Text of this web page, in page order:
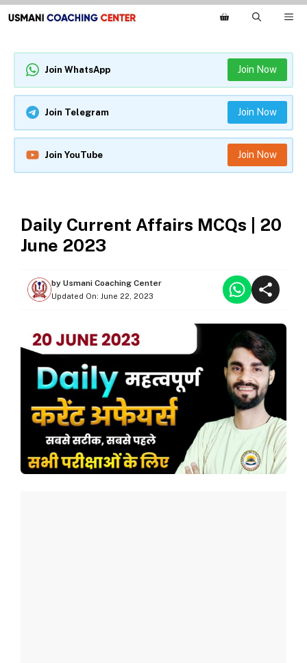
Skip
to
Join WhatsApp Join Now
Join Telegram Join Now
Join YouTube Join Now
Daily Current Affairs MCQs | 20
June 2023
by Usmani Coaching Center
Updated On: June 22, 2023